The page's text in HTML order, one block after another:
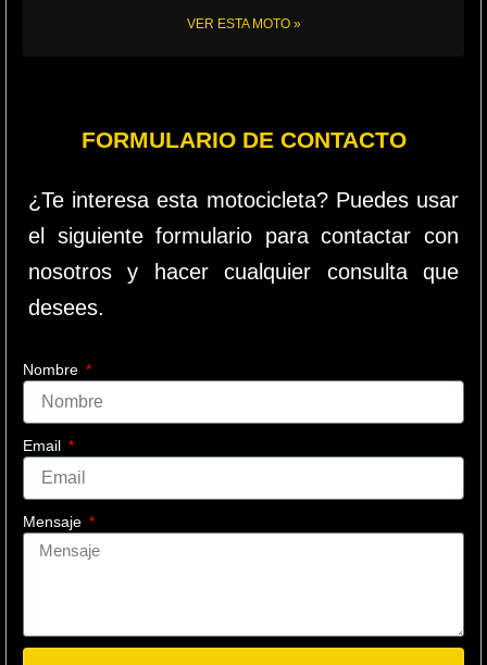
VER ESTA MOTO »
FORMULARIO DE CONTACTO
¿Te interesa esta motocicleta? Puedes usar
el siguiente formulario para contactar con
nosotros y hacer cualquier consulta que
desees.
Nombre
Email
Mensaje